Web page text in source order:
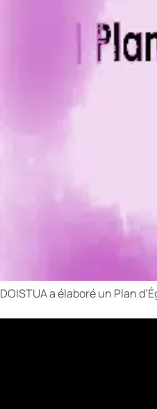
DOISTUA a élaboré un Plan